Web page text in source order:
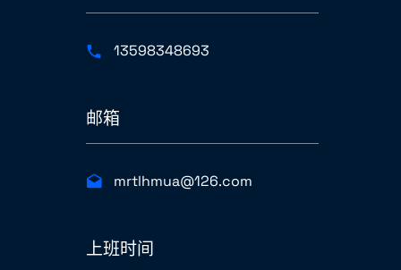
13598348693
邮箱
mrtlhmua@126.com
上班时间